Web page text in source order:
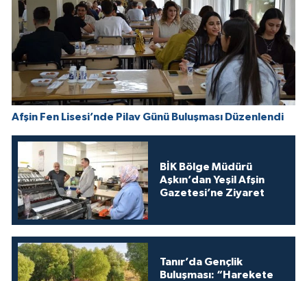
Afşin Fen Lisesi’nde Pilav Günü Buluşması Düzenlendi
BİK Bölge Müdürü
Aşkın’dan Yeşil Afşin
Gazetesi’ne Ziyaret
Tanır’da Gençlik
Buluşması: “Harekete